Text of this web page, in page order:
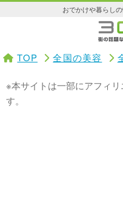
おでかけや暮らし
TOP 全国の美容
※本サイトは一部にアフィ
す。